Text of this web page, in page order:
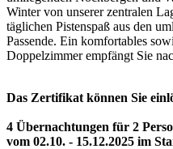
Winter von unserer zentralen
täglichen Pistenspaß aus den
Passende. Ein komfortables
Doppelzimmer empfängt Sie
Das Zertifikat können Sie
4 Übernachtungen für 2
vom 02.10. - 15.12.2025 im